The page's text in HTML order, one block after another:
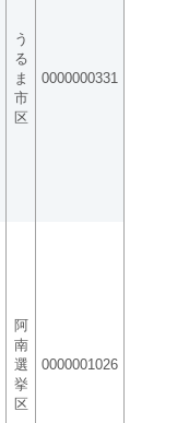
う
る
ま
市
区
0000000331
阿
南
選
挙
区
0000001026